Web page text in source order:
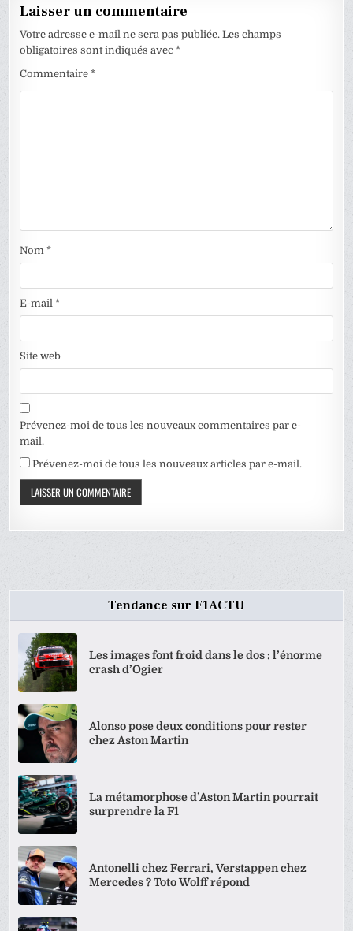
Laisser un commentaire
Votre adresse e-mail ne sera pas publiée. Les champs
obligatoires sont indiqués avec*
Commentaire*
Nom*
E-mail*
Site web
Prévenez-moi de tous les nouveaux commentaires par e-
mail.
Prévenez-moi de tous les nouveaux articles par e-mail.
Tendance sur F1ACTU
Les images font froid dans le dos : l’énorme
crash d’Ogier
Alonso pose deux conditions pour rester
chez Aston Martin
La métamorphose d’Aston Martin pourrait
surprendre la F1
Antonelli chez Ferrari, Verstappen chez
Mercedes ? Toto Wolff répond